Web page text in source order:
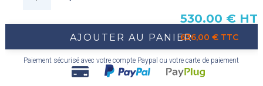
530.00 € HT
636,00 € TTC
AJOUTER AU PANIER
Paiement sécurisé avec votre compte Paypal ou votre carte de paiement